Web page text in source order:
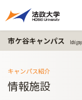
市ケ谷キャンパス
キャンパス紹介
情報施設